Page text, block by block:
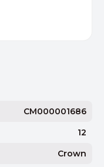
CM000001686
12
Crown